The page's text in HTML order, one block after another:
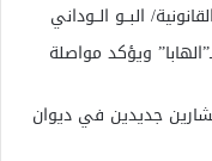
البــو الــوداني
ويؤكد مواصلة
جديدين في ديوان